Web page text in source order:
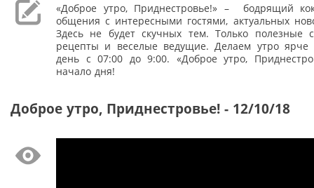
«Доброе утро, Приднестровье!» – бодрящий
общения с интересными гостями, актуальных
Здесь не будет скучных тем. Только полезные
рецепты и веселые ведущие. Делаем утро ярче
день с 07:00 до 9:00. «Доброе утро,
начало дня!
Доброе утро, Приднестровье! - 12/10/18